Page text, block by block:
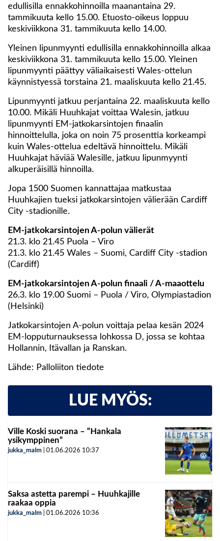
edullisilla ennakkohinnoilla maanantaina 29.
tammikuuta kello 15.00. Etuosto-oikeus loppuu
keskiviikkona 31. tammikuuta kello 14.00.
Yleinen lipunmyynti edullisilla ennakkohinnoilla alkaa
keskiviikkona 31. tammikuuta kello 15.00. Yleinen
lipunmyynti päättyy väliaikaisesti Wales-ottelun
käynnistyessä torstaina 21. maaliskuuta kello 21.45.
Lipunmyynti jatkuu perjantaina 22. maaliskuuta kello
10.00. Mikäli Huuhkajat voittaa Walesin, jatkuu
lipunmyynti EM-jatkokarsintojen finaalin
hinnoittelulla, joka on noin 75 prosenttia korkeampi
kuin Wales-ottelua edeltävä hinnoittelu. Mikäli
Huuhkajat häviää Walesille, jatkuu lipunmyynti
alkuperäisillä hinnoilla.
Jopa 1500 Suomen kannattajaa matkustaa
Huuhkajien tueksi jatkokarsintojen välierään Cardiff
City -stadionille.
EM-jatkokarsintojen A-polun välierät
21.3. klo 21.45 Puola – Viro
21.3. klo 21.45 Wales – Suomi, Cardiff City -stadion
(Cardiff)
EM-jatkokarsintojen A-polun finaali / A-maaottelu
26.3. klo 19.00 Suomi – Puola / Viro, Olympiastadion
(Helsinki)
Jatkokarsintojen A-polun voittaja pelaa kesän 2024
EM-lopputurnauksessa lohkossa D, jossa se kohtaa
Hollannin, Itävallan ja Ranskan.
Lähde: Palloliiton tiedote
LUE MYÖS:
Ville Koski suorana – ”Hankala
ysikymppinen”
jukka_malm 01.06.2026 10:37
Saksa astetta parempi – Huuhkajille
raakaa oppia
jukka_malm 01.06.2026 10:36